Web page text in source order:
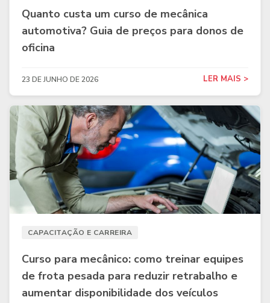
Quanto custa um curso de mecânica
automotiva? Guia de preços para donos de
oficina
23 DE JUNHO DE 2026 LER MAIS >
CAPACITAÇÃO E CARREIRA
Curso para mecânico: como treinar equipes
de frota pesada para reduzir retrabalho e
aumentar disponibilidade dos veículos